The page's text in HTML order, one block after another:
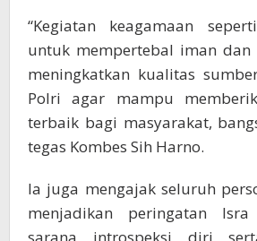
“Kegiatan keagamaan
untuk mempertebal iman dan
meningkatkan kualitas
Polri agar mampu
terbaik bagi masyarakat,
tegas Kombes Sih Harno.
Ia juga mengajak seluruh
menjadikan peringatan